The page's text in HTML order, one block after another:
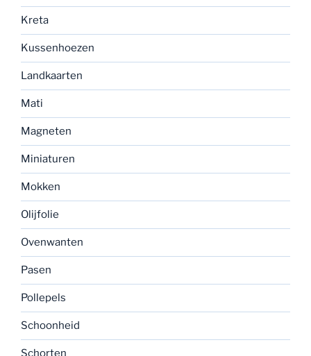
Kreta
Kussenhoezen
Landkaarten
Mati
Magneten
Miniaturen
Mokken
Olijfolie
Ovenwanten
Pasen
Pollepels
Schoonheid
Schorten